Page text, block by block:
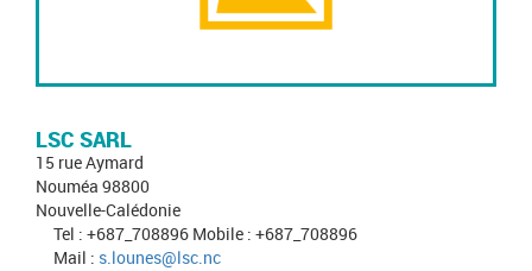
LSC SARL
15 rue Aymard
Nouméa 98800
Nouvelle-Calédonie
Tel : +687_708896 Mobile : +687_708896
Mail : s.lounes@lsc.nc